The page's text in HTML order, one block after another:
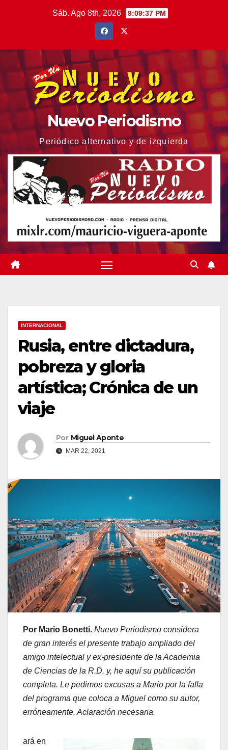
Sáb. Ago 8th, 2026 9:09:39 PM
Nuevo Periodismo
Periódico alternativo y de izquierda
INTERNACIONAL
Rusia, entre dictadura,
pobreza y gloria
artística; Crónica de un
viaje
Por Miguel Aponte
MAR 22, 2021
Por Mario Bonetti. Nuevo Periodismo considera
de gran interés el presente trabajo ampliado del
amigo intelectual y ex-presidente de la Academia
de Ciencias de la R.D. y, he aquí su publicación
completa. Le pedimos excusas a Mario por la falla
del programa que coloca a Miguel como su autor,
erróneamente. Aclaración necesaria.
ará en